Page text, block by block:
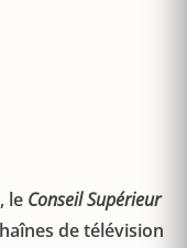
, le Conseil Supérieur
de télévision